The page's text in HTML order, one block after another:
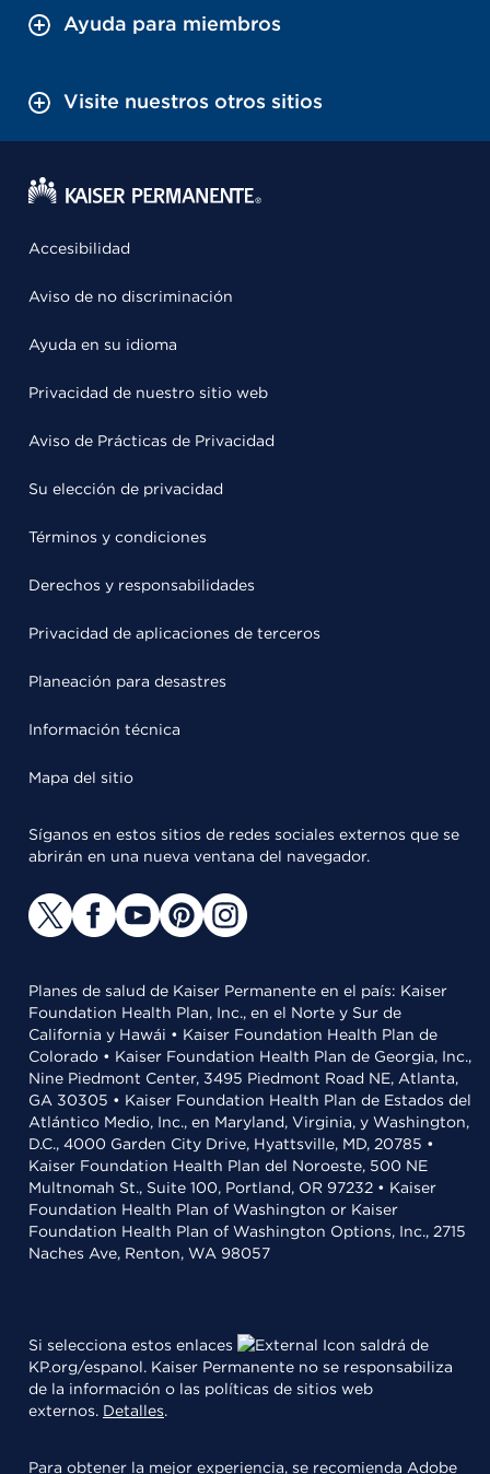
Ayuda para miembros
Visite nuestros otros sitios
Accesibilidad
Aviso de no discriminación
Ayuda en su idioma
Privacidad de nuestro sitio web
Aviso de Prácticas de Privacidad
Su elección de privacidad
Términos y condiciones
Derechos y responsabilidades
Privacidad de aplicaciones de terceros
Planeación para desastres
Información técnica
Mapa del sitio
Síganos en estos sitios de redes sociales externos que se
abrirán en una nueva ventana del navegador.
Planes de salud de Kaiser Permanente en el país: Kaiser
Foundation Health Plan, Inc., en el Norte y Sur de
California y Hawái • Kaiser Foundation Health Plan de
Colorado • Kaiser Foundation Health Plan de Georgia, Inc.,
Nine Piedmont Center, 3495 Piedmont Road NE, Atlanta,
GA 30305 • Kaiser Foundation Health Plan de Estados del
Atlántico Medio, Inc., en Maryland, Virginia, y Washington,
D.C., 4000 Garden City Drive, Hyattsville, MD, 20785 •
Kaiser Foundation Health Plan del Noroeste, 500 NE
Multnomah St., Suite 100, Portland, OR 97232 • Kaiser
Foundation Health Plan of Washington or Kaiser
Foundation Health Plan of Washington Options, Inc., 2715
Naches Ave, Renton, WA 98057
Si selecciona estos enlaces
saldrá de
KP.org/espanol. Kaiser Permanente no se responsabiliza
de la información o las políticas de sitios web
externos. Detalles.
Para obtener la mejor experiencia, se recomienda Adobe